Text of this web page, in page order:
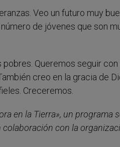
Veo un futuro muy
de jóvenes que son
Queremos seguir
creo en la gracia de
Creceremos.
en la Tierra», un
con la